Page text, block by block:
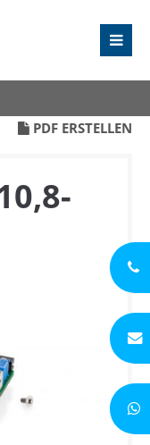
PDF ERSTELLEN